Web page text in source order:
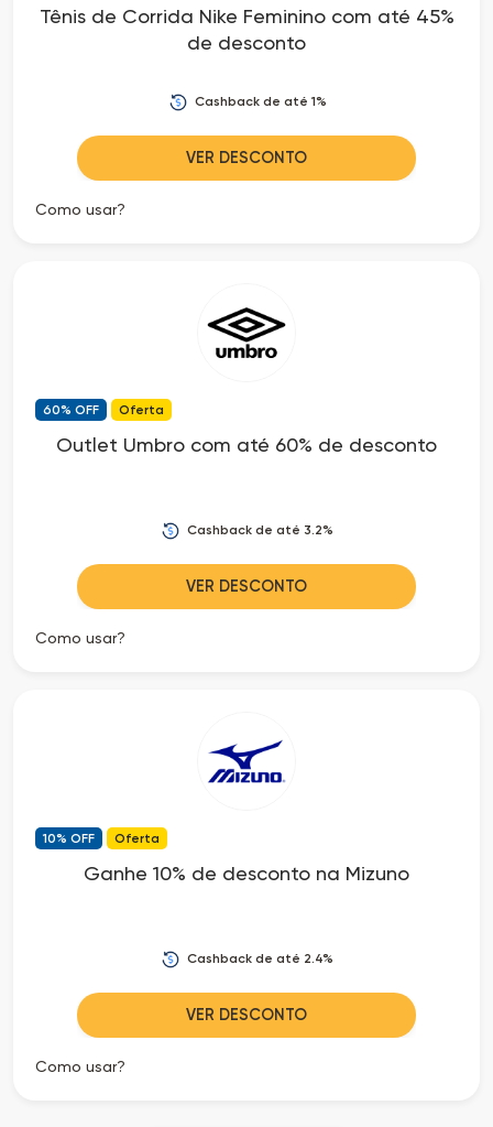
Tênis de Corrida Nike Feminino com até 45%
de desconto
Cashback de até 1%
VER DESCONTO
Como usar?
60% OFF Oferta
Outlet Umbro com até 60% de desconto
Cashback de até 3.2%
VER DESCONTO
Como usar?
10% OFF Oferta
Ganhe 10% de desconto na Mizuno
Cashback de até 2.4%
VER DESCONTO
Como usar?